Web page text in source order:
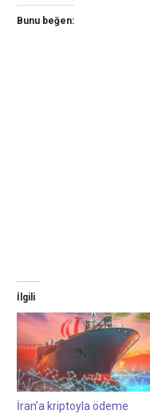
Bunu beğen:
İlgili
İran’a kriptoyla ödeme